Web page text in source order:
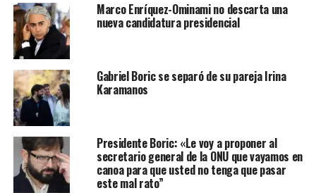
Marco Enríquez-Ominami no descarta una
nueva candidatura presidencial
Gabriel Boric se separó de su pareja Irina
Karamanos
Presidente Boric: «Le voy a proponer al
secretario general de la ONU que vayamos en
canoa para que usted no tenga que pasar
este mal rato”